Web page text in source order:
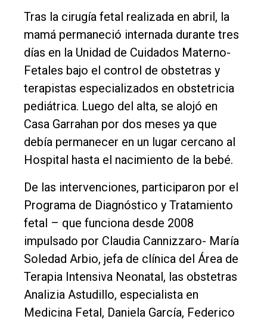
Tras la cirugía fetal realizada en abril, la
mamá permaneció internada durante tres
días en la Unidad de Cuidados Materno-
Fetales bajo el control de obstetras y
terapistas especializados en obstetricia
pediátrica. Luego del alta, se alojó en
Casa Garrahan por dos meses ya que
debía permanecer en un lugar cercano al
Hospital hasta el nacimiento de la bebé.
De las intervenciones, participaron por el
Programa de Diagnóstico y Tratamiento
fetal – que funciona desde 2008
impulsado por Claudia Cannizzaro- María
Soledad Arbio, jefa de clínica del Área de
Terapia Intensiva Neonatal, las obstetras
Analizia Astudillo, especialista en
Medicina Fetal, Daniela García, Federico